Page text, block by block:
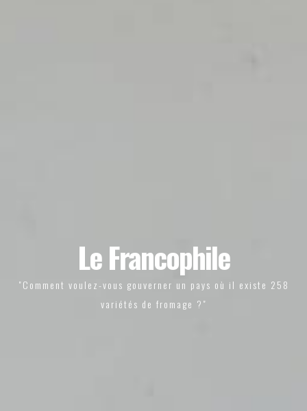
Le Francophile
"Comment voulez-vous gouverner un pays où il existe 258
variétés de fromage ?"